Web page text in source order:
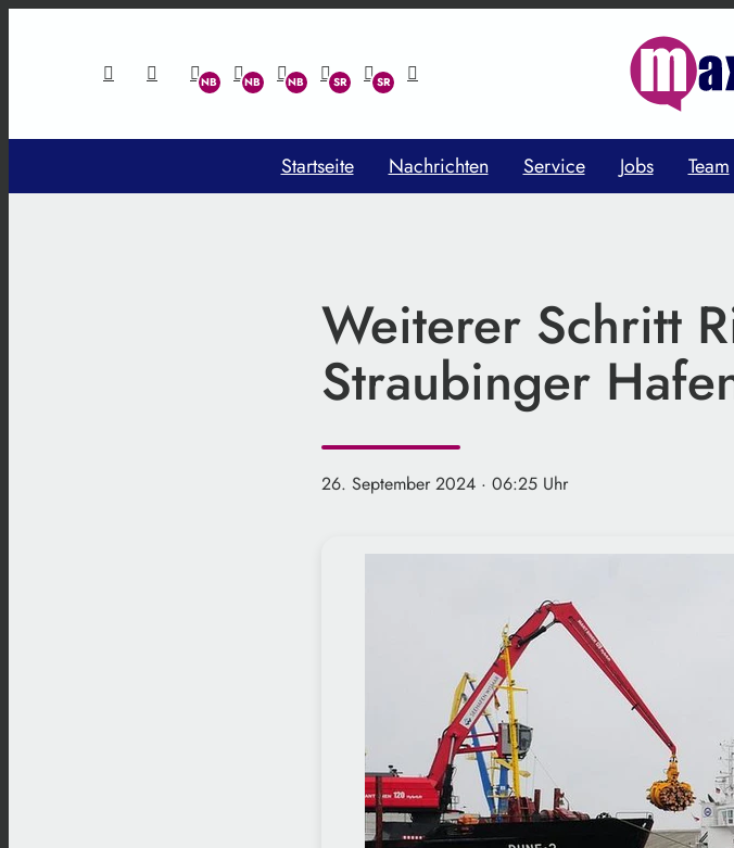
Startseite Nachrichten Service Jobs Team
Weiterer Schritt
Straubinger
26. September 2024 · 06:25 Uhr